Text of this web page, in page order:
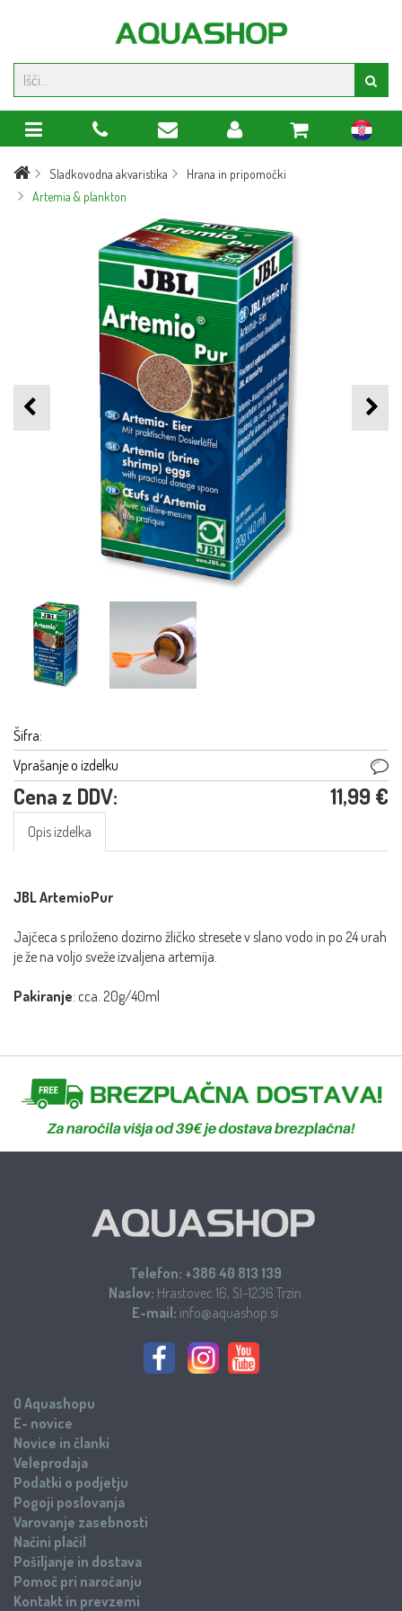
hr
Sladkovodna akvaristika
Hrana in pripomočki
Artemia & plankton
Šifra:
Vprašanje o izdelku
Cena z DDV: 11,99 €
Opis izdelka
JBL ArtemioPur
Jajčeca s priloženo dozirno žličko stresete v slano vodo in po 24 urah
je že na voljo sveže izvaljena artemija.
Pakiranje: cca. 20g/40ml
Telefon: +386 40 813 139
Naslov: Hrastovec 16, SI-1236 Trzin
E-mail: info@aquashop.si
O Aquashopu
E- novice
Novice in članki
Veleprodaja
Podatki o podjetju
Pogoji poslovanja
Varovanje zasebnosti
Načini plačil
Pošiljanje in dostava
Pomoč pri naročanju
Kontakt in prevzemi